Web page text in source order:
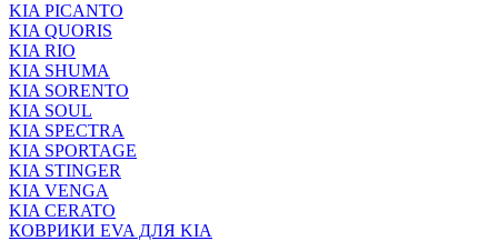
KIA PICANTO
KIA QUORIS
KIA RIO
KIA SHUMA
KIA SORENTO
KIA SOUL
KIA SPECTRA
KIA SPORTAGE
KIA STINGER
KIA VENGA
KIA CERATO
КОВРИКИ EVA ДЛЯ KIA